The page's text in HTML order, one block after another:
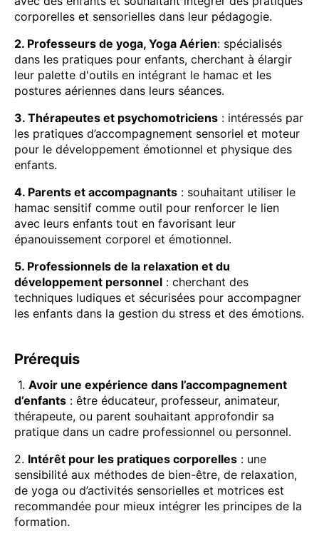
corporelles et sensorielles dans leur pédagogie.
2. Professeurs de yoga, Yoga Aérien: spécialisés
dans les pratiques pour enfants, cherchant à élargir
leur palette d'outils en intégrant le hamac et les
postures aériennes dans leurs séances.
3. Thérapeutes et psychomotriciens : intéressés par
les pratiques d’accompagnement sensoriel et moteur
pour le développement émotionnel et physique des
enfants.
4. Parents et accompagnants : souhaitant utiliser le
hamac sensitif comme outil pour renforcer le lien
avec leurs enfants tout en favorisant leur
épanouissement corporel et émotionnel.
5. Professionnels de la relaxation et du
développement personnel : cherchant des
techniques ludiques et sécurisées pour accompagner
les enfants dans la gestion du stress et des émotions.
Prérequis
1. Avoir une expérience dans l’accompagnement
d’enfants : être éducateur, professeur, animateur,
thérapeute, ou parent souhaitant approfondir sa
pratique dans un cadre professionnel ou personnel.
2. Intérêt pour les pratiques corporelles : une
sensibilité aux méthodes de bien-être, de relaxation,
de yoga ou d’activités sensorielles et motrices est
recommandée pour mieux intégrer les principes de la
formation.